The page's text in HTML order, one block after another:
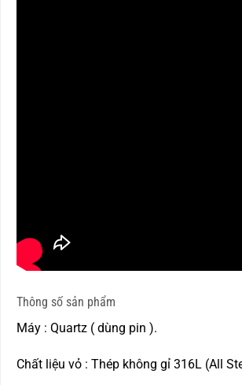
Thông số sản phẩm
Máy : Quartz ( dùng pin ).
Chất liệu vỏ : Thép không gỉ 316L (All